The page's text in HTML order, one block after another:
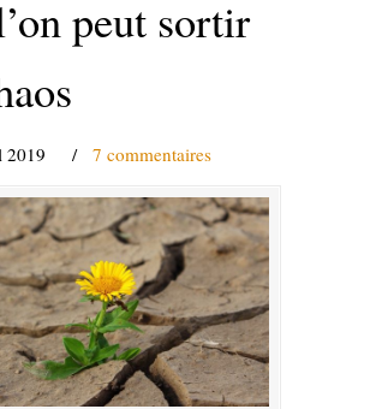
peut sortir
2019 / 7 commentaires